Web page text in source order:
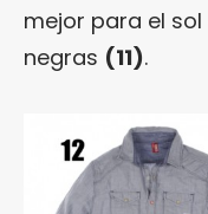
mejor para el
negras (11).